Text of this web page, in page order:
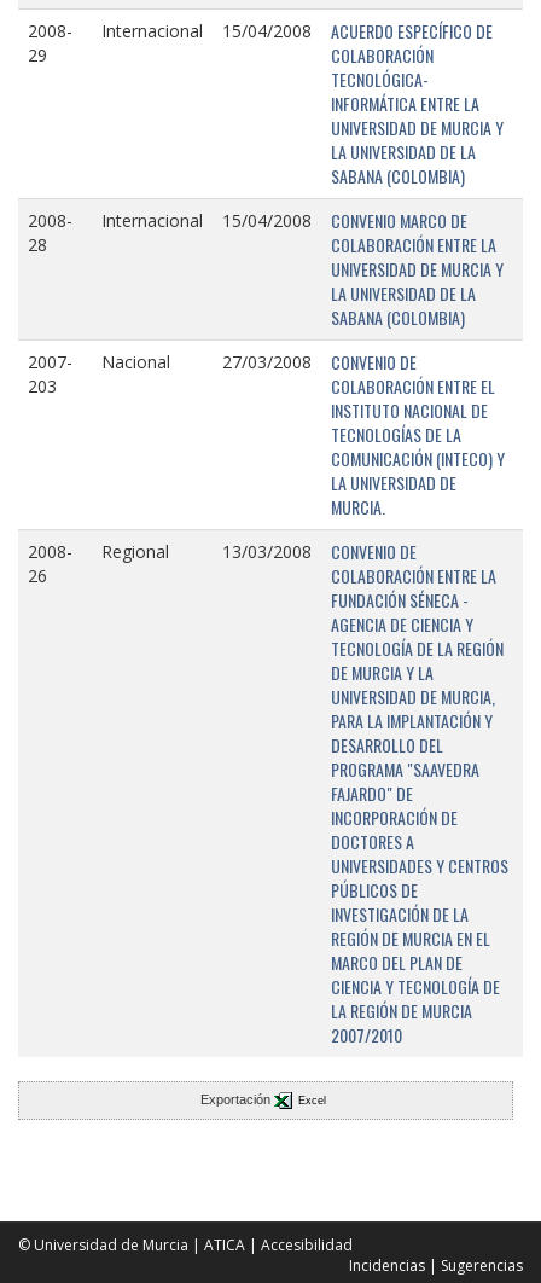
2008-
29
Internacional 15/04/2008
ACUERDO ESPECÍFICO DE
COLABORACIÓN
TECNOLÓGICA-
INFORMÁTICA ENTRE LA
UNIVERSIDAD DE MURCIA Y
LA UNIVERSIDAD DE LA
SABANA (COLOMBIA)
2008-
28
Internacional 15/04/2008
CONVENIO MARCO DE
COLABORACIÓN ENTRE LA
UNIVERSIDAD DE MURCIA Y
LA UNIVERSIDAD DE LA
SABANA (COLOMBIA)
2007-
203
Nacional 27/03/2008
CONVENIO DE
COLABORACIÓN ENTRE EL
INSTITUTO NACIONAL DE
TECNOLOGÍAS DE LA
COMUNICACIÓN (INTECO) Y
LA UNIVERSIDAD DE
MURCIA.
2008-
26
Regional 13/03/2008
CONVENIO DE
COLABORACIÓN ENTRE LA
FUNDACIÓN SÉNECA -
AGENCIA DE CIENCIA Y
TECNOLOGÍA DE LA REGIÓN
DE MURCIA Y LA
UNIVERSIDAD DE MURCIA,
PARA LA IMPLANTACIÓN Y
DESARROLLO DEL
PROGRAMA "SAAVEDRA
FAJARDO" DE
INCORPORACIÓN DE
DOCTORES A
UNIVERSIDADES Y CENTROS
PÚBLICOS DE
INVESTIGACIÓN DE LA
REGIÓN DE MURCIA EN EL
MARCO DEL PLAN DE
CIENCIA Y TECNOLOGÍA DE
LA REGIÓN DE MURCIA
2007/2010
Exportación Excel
© Universidad de Murcia | ATICA | Accesibilidad
Incidencias | Sugerencias